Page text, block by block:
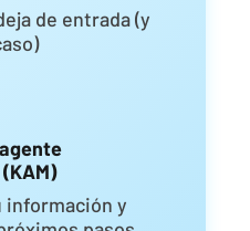
de entrada (y
información y